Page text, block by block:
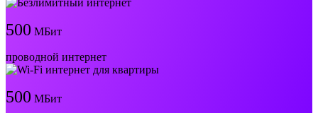
500 МБит
проводной интернет
500 МБит